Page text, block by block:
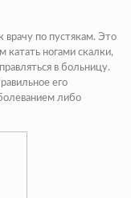
врачу по пустякам. Это
катать ногами скалки,
в больницу.
его
либо